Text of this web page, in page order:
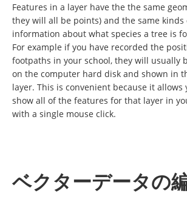
Features in a layer have the the same
they will all be points) and the same kinds
information about what species a tree is
For example if you have recorded the
footpaths in your school, they will usually
on the computer hard disk and shown in
layer. This is convenient because it allows
show all of the features for that layer in
with a single mouse click.
ベクターデータの